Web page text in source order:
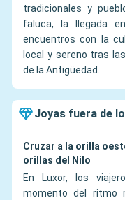
tradicionales y
faluca, la llegada
encuentros con la
local y sereno tras
de la Antigüedad.
Joyas fuera de
Cruzar a la orilla
orillas del Nilo
En Luxor, los
momento del ritmo